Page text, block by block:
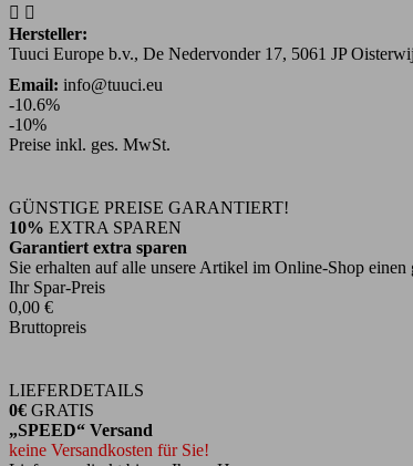
 
Hersteller:
Tuuci Europe b.v., De Nedervonder 17, 5061 JP
Email: info@tuuci.eu
-10.6%
-10%
Preise inkl. ges. MwSt.
GÜNSTIGE PREISE GARANTIERT!
10% EXTRA SPAREN
Garantiert extra sparen
Sie erhalten auf alle unsere Artikel im Online-Shop
Ihr Spar-Preis
0,00 €
Bruttopreis
LIEFERDETAILS
0€ GRATIS
„SPEED“ Versand
keine Versandkosten für Sie!